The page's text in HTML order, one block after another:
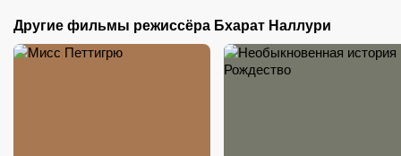
Другие фильмы режиссёра Бхарат Наллури